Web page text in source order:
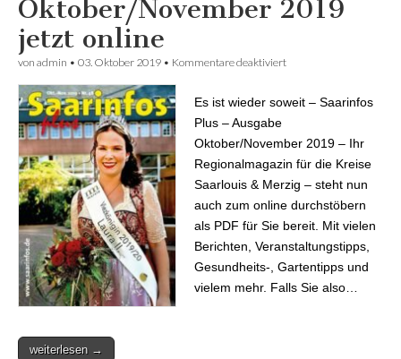
Oktober/November 2019
jetzt online
von admin • 03. Oktober 2019 • Kommentare deaktiviert
2019 jetzt online
Es ist wieder soweit – Saarinfos
Plus – Ausgabe
Oktober/November 2019 – Ihr
Regionalmagazin für die Kreise
Saarlouis & Merzig – steht nun
auch zum online durchstöbern
als PDF für Sie bereit. Mit vielen
Berichten, Veranstaltungstipps,
Gesundheits-, Gartentipps und
vielem mehr. Falls Sie also…
weiterlesen →